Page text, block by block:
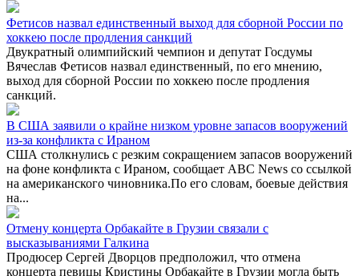
Фетисов назвал единственный выход для сборной России по
хоккею после продления санкций
Двукратный олимпийский чемпион и депутат Госдумы
Вячеслав Фетисов назвал единственный, по его мнению,
выход для сборной России по хоккею после продления
санкций.
В США заявили о крайне низком уровне запасов вооружений
из-за конфликта с Ираном
США столкнулись с резким сокращением запасов вооружений
на фоне конфликта с Ираном, сообщает ABC News со ссылкой
на американского чиновника.По его словам, боевые действия
на...
Отмену концерта Орбакайте в Грузии связали с
высказываниями Галкина
Продюсер Сергей Дворцов предположил, что отмена
концерта певицы Кристины Орбакайте в Грузии могла быть